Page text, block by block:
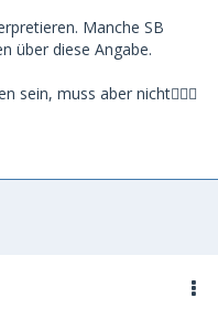
Manche SB
über diese Angabe.
sein, muss aber nicht🤷🏼‍♂️